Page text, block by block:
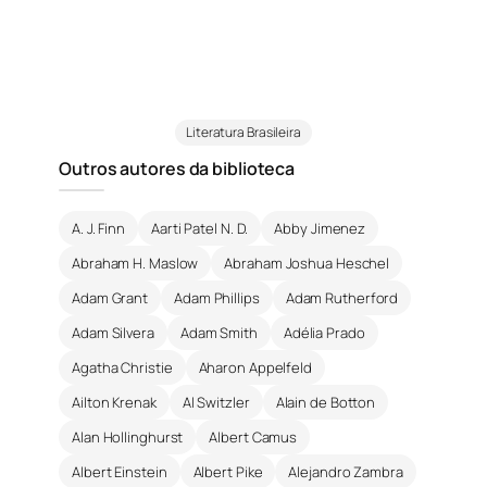
Literatura Brasileira
Outros autores da biblioteca
A. J. Finn Aarti Patel N. D.
Abby Jimenez
Abraham H. Maslow
Abraham Joshua Heschel
Adam Grant
Adam Phillips
Adam Rutherford
Adam Silvera
Adam Smith
Adélia Prado
Agatha Christie
Aharon Appelfeld
Ailton Krenak
Al Switzler
Alain de Botton
Alan Hollinghurst
Albert Camus
Albert Einstein
Albert Pike Alejandro Zambra